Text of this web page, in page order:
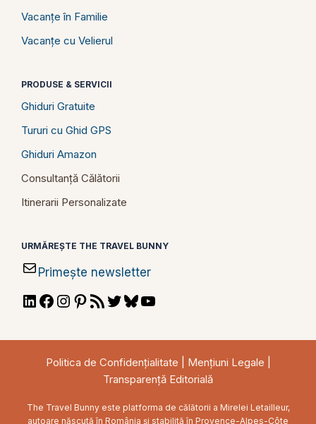
Vacanțe în Familie
Vacanțe cu Velierul
PRODUSE & SERVICII
Ghiduri Gratuite
Tururi cu Ghid GPS
Ghiduri Amazon
Consultanță Călătorii
Itinerarii Personalizate
URMĂREȘTE THE TRAVEL BUNNY
Primește newsletter
LinkedIn
Facebook
Instagram
Pinterest
RSSTwitterBluesky
Politica de Confidențialitate Mențiuni Legale
Transparență Editorială
The Travel Bunny este platforma de călătorii a Mirelei Letailleur,
autoare născută în România și stabilită în Provence-Alpes-Côte